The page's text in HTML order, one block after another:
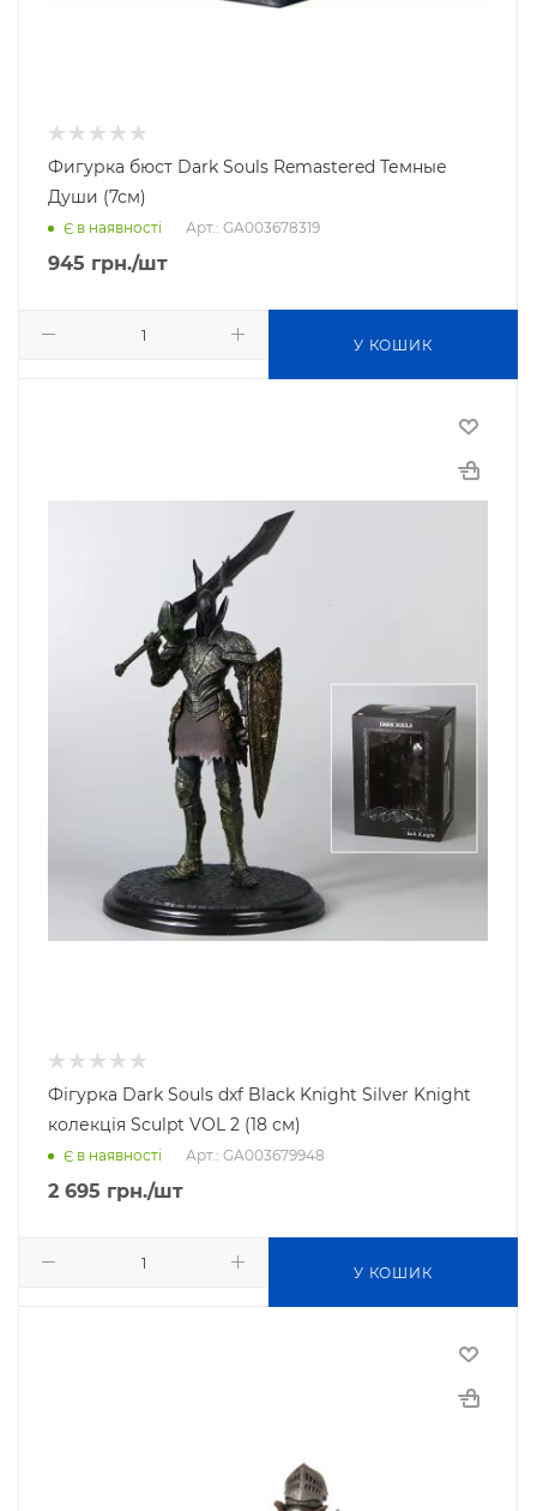
Фигурка бюст Dark Souls Remastered Темные
Души (7см)
Є в наявності Арт.: GA003678319
945 грн./шт
У КОШИК
Фігурка Dark Souls dxf Black Knight Silver Knight
колекція Sculpt VOL 2 (18 см)
Є в наявності Арт.: GA003679948
2 695 грн./шт
У КОШИК